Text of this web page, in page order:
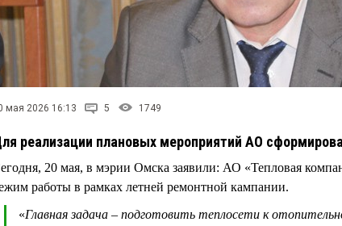
мая 2026 16:13 5 1749
реализации плановых мероприятий АО
20 мая, в мэрии Омска заявили: АО «Тепловая
работы в рамках летней ремонтной кампании.
«Главная задача – подготовить теплосети к